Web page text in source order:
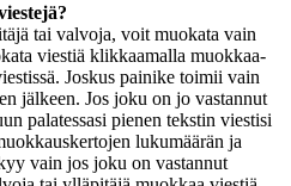
tai valvoja, voit muokata vain
viestiä klikkaamalla muokkaa-
Joskus painike toimii vain
jälkeen. Jos joku on jo vastannut
palatessasi pienen tekstin viestisi
lukumäärän ja
vain jos joku on vastannut